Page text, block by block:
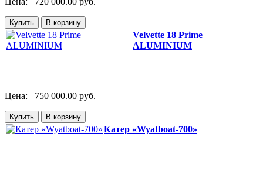
Velvette 18 Prime
ALUMINIUM
Цена: 750 000.00 руб.
Катер «Wyatboat-700»